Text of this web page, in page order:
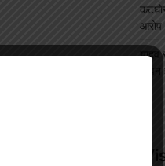
आरोप
यादव
Our